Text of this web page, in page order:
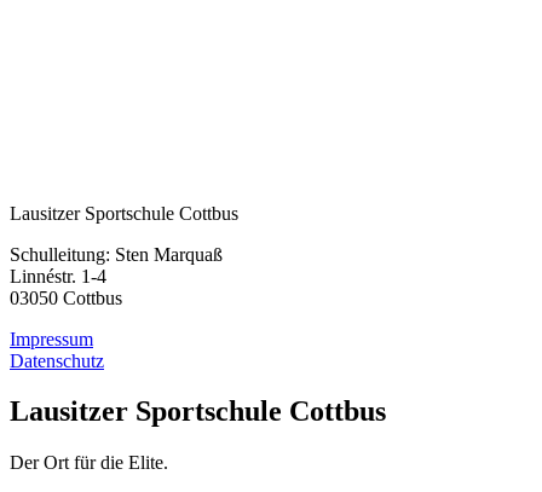
Lausitzer Sportschule Cottbus
Schulleitung: Sten Marquaß
Linnéstr. 1-4
03050 Cottbus
Impressum
Datenschutz
Lausitzer Sportschule Cottbus
Der Ort für die Elite.